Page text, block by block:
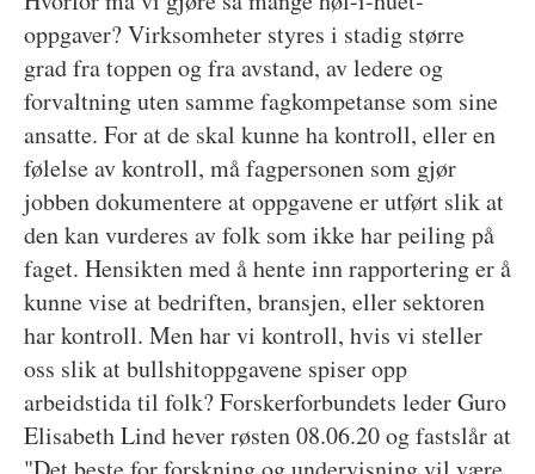
oppgaver? Virksomheter styres i stadig større
grad fra toppen og fra avstand, av ledere og
forvaltning uten samme fagkompetanse som sine
ansatte. For at de skal kunne ha kontroll, eller en
følelse av kontroll, må fagpersonen som gjør
jobben dokumentere at oppgavene er utført slik at
den kan vurderes av folk som ikke har peiling på
faget. Hensikten med å hente inn rapportering er å
kunne vise at bedriften, bransjen, eller sektoren
har kontroll. Men har vi kontroll, hvis vi steller
oss slik at bullshitoppgavene spiser opp
arbeidstida til folk? Forskerforbundets leder Guro
Elisabeth Lind hever røsten 08.06.20 og fastslår at